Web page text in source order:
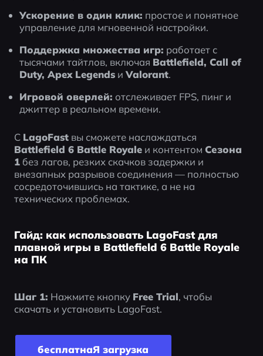
Ускорение в один клик: простое и понятное
управление для мгновенной настройки.
Поддержка множества игр: работает с
тысячами тайтлов, включая Battlefield, Call of
Duty, Apex Legends и Valorant.
Игровой оверлей: отслеживает FPS, пинг и
джиттер в реальном времени.
С LagoFast
Battlefield 6 Battle Royale и контентом Сезона
1 без лагов, резких скачков задержки и
внезапных разрывов соединения — полностью
сосредоточившись на тактике, а не на
технических проблемах.
Гайд: как использовать LagoFast для
плавной игры в Battlefield 6 Battle Royale
на ПК
Шаг 1: Нажмите кнопку Free Trial, чтобы
скачать и установить LagoFast.
бесплатнаЯ загрyзка